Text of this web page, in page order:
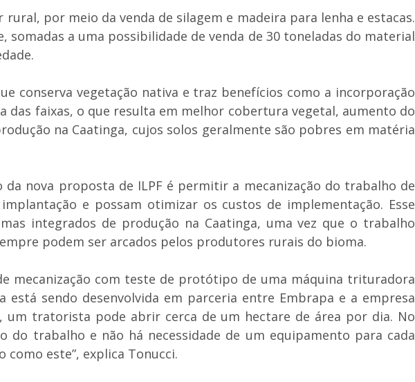
por meio da venda de silagem e madeira para lenha e estacas.
somadas a uma possibilidade de venda de 30 toneladas do material
conserva vegetação nativa e traz benefícios como a incorporação
faixas, o que resulta em melhor cobertura vegetal, aumento do
na Caatinga, cujos solos geralmente são pobres em matéria
nova proposta de ILPF é permitir a mecanização do trabalho de
e possam otimizar os custos de implementação. Esse
integrados de produção na Caatinga, uma vez que o trabalho
podem ser arcados pelos produtores rurais do bioma.
mecanização com teste de protótipo de uma máquina trituradora
sendo desenvolvida em parceria entre Embrapa e a empresa
um tratorista pode abrir cerca de um hectare de área por dia. No
trabalho e não há necessidade de um equipamento para cada
este”, explica Tonucci.